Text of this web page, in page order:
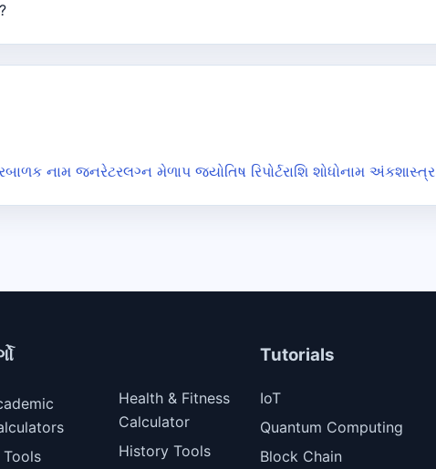
બાળક નામ જનરેટરલગ્ન મેળાપ જ્યોતિષ રિપોર્ટરાશિ શોધોનામ અંકશાસ્ત્ર
Tools
Health & Fitness
Calculator
History Tools
Tutorials
IoT
Quantum Computing
Block Chain